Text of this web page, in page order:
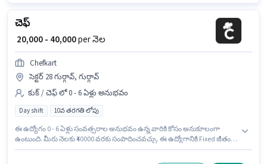
చెఫ్
₹ 20,000 - 40,000per నెల
Chefkart
సెక్టర్ 28 గుర్గావ్, గుర్గావ్
కుక్ / చెఫ్ లో 0 - 6 ఏళ్లు అనుభవం
Day shift 10వ తరగతి లోపు
ఈ ఉద్యోగం 0 - 6 ఏళ్లు సంవత్సరాల అనుభవం ఉన్న వారికి కోసం అనుకూలంగా
ఉంటుంది. మీరు నెలకు ₹40000 వరకు సంపాదించవచ్చు. ఈ ఉద్యోగానికి Fixed జీతం